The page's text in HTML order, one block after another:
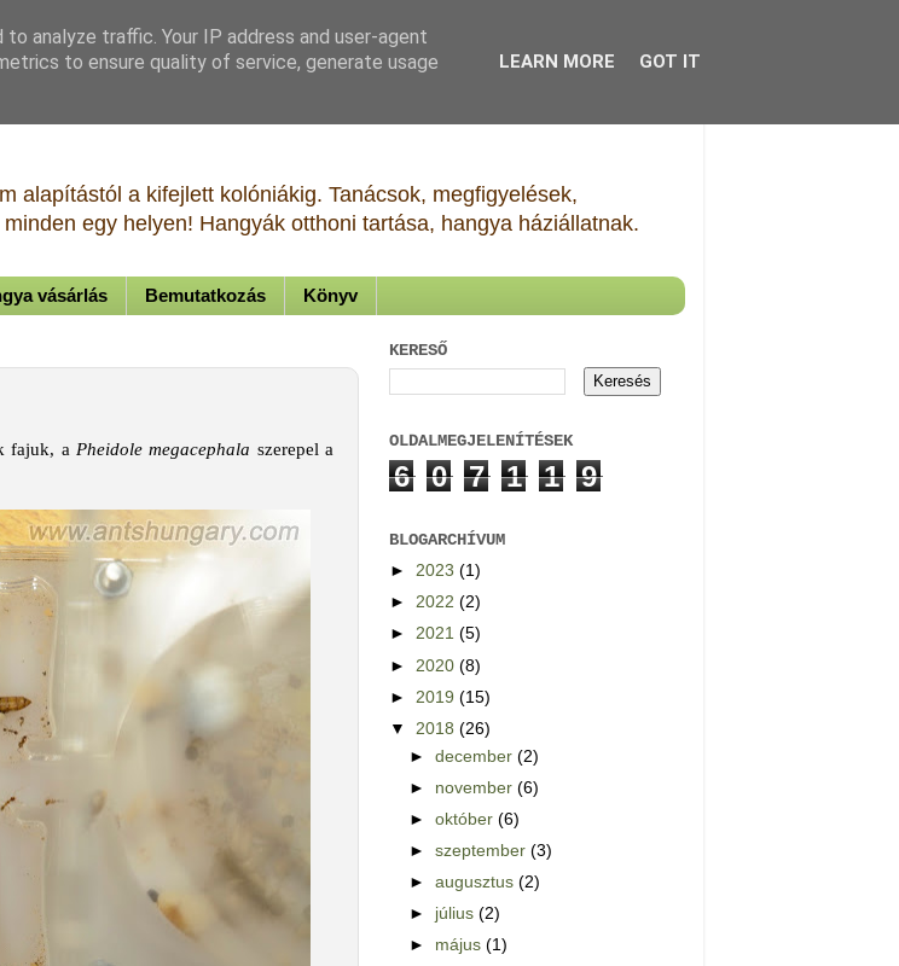
alapítástól a kifejlett kolóniákig. Tanácsok, megfigyelések,
egy helyen! Hangyák otthoni tartása, hangya háziállatnak.
vásárlás Bemutatkozás Könyv
fajuk, a Pheidole megacephala szerepel a
KERESŐ
OLDALMEGJELENÍTÉSEK
6 0 7 1 1 9
BLOGARCHÍVUM
► 2023 (1)
► 2022 (2)
► 2021 (5)
► 2020 (8)
► 2019 (15)
▼ 2018 (26)
►december(2)
► november(6)
►október(6)
►szeptember(3)
►augusztus(2)
► július(2)
► május(1)
analyze traffic. Your IP address and user-agent
to ensure quality of service, generate usage
LEARN MORE GOT IT